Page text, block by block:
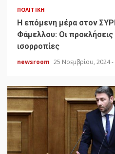
ΠΟΛΙΤΙΚΉ
H επόμενη μέρα στον
Φάμελλου: Οι
ισορροπίες
newsroom 25 Νοεμβρίου, 2024 -